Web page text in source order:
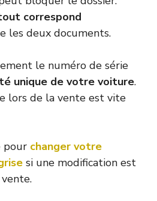
correspond
les deux documents.
le numéro de série
unique de votre voiture.
lors de la vente est vite
pour changer votre
si une modification est